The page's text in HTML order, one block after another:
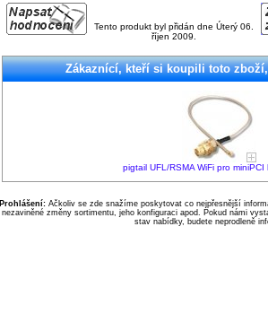
Tento produkt byl přidán dne Úterý 06.
říjen 2009.
Zákaznící, kteří si koupili toto
pigtail UFL/RSMA WiFi pro miniPCI
Prohlášení:Ačkoliv se zde snažíme poskytovat co nejpřesnější
nezaviněné změny sortimentu, jeho konfiguraci apod. Pokud námi
stav nabídky, budete neprodleně